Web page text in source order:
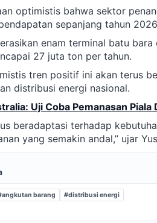
optimistis bahwa sektor
sepanjang tahun
enam terminal batu
27 juta ton per tahun.
tren positif ini akan terus
distribusi energi nasional.
Uji Coba Pemanasan Piala
beradaptasi terhadap
yang semakin andal,” ujar
barang #distribusi energi